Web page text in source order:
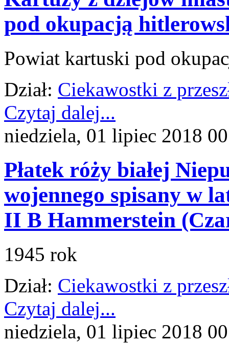
pod okupacją
Powiat kartuski pod
Dział: Ciekawostki z
Czytaj dalej...
niedziela, 01 lipiec 2018
Płatek róży białej
wojennego spisany w
II B Hammerstein
1945 rok
Dział: Ciekawostki z
Czytaj dalej...
niedziela, 01 lipiec 2018